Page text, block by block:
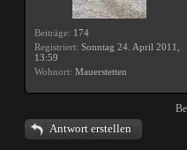
Beiträge: 174
Registriert: Sonntag 24. April 2011,
13:59
Wohnort: Mauerstetten
Antwort erstellen